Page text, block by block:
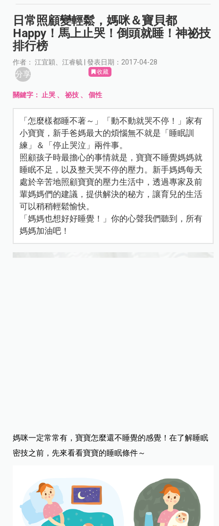
日常照顧變輕鬆，媽咪＆寶貝都
Happy！馬上止哭！倒頭就睡！神祕技
排行榜
作者： 江宜穎、江睿毓 | 發表日期：2017-04-28
分享 收藏
關鍵字： 止哭 、祕技 、個性
「怎麼樣都睡不著～」「動不動就哭不停！」家有
小寶寶，新手爸媽最大的煩惱無不就是「睡眠訓
練」＆「停止哭泣」兩件事。
照顧孩子時最擔心的事情就是，寶寶不睡覺媽媽就
睡眠不足，以及整天哭不停的壓力。新手媽媽每天
處於辛苦地照顧寶寶的壓力生活中，透過專家及前
輩媽媽們的建議，提供解決的秘方，讓育兒的生活
可以稍稍輕鬆愉快。
「媽媽也想好好睡覺！」你的心聲我們聽到，所有
媽媽加油吧！
媽咪一定常常有，寶寶怎麼還不睡覺的感覺！在了解睡眠
密技之前，先來看看寶寶的睡眠條件～